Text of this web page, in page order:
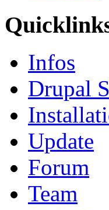
Infos
Drupal
Update
Forum
Team